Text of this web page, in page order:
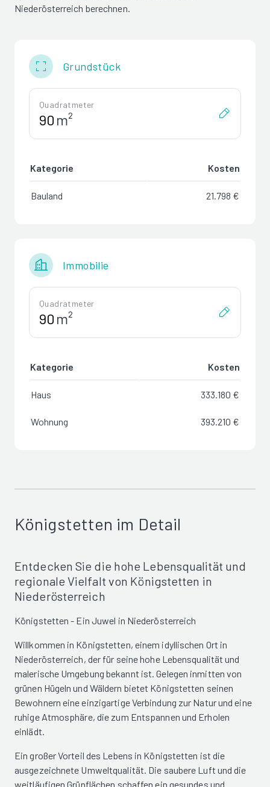
Niederösterreich berechnen.
Grundstück
Quadratmeter
m²
Kategorie Kosten
Bauland 21.798 €
Immobilie
Quadratmeter
m²
Kategorie Kosten
Haus 333.180 €
Wohnung 393.210 €
Königstetten im Detail
Entdecken Sie die hohe Lebensqualität und
regionale Vielfalt von Königstetten in
Niederösterreich
Königstetten - Ein Juwel in Niederösterreich
Willkommen in Königstetten, einem idyllischen Ort in
Niederösterreich, der für seine hohe Lebensqualität und
malerische Umgebung bekannt ist. Gelegen inmitten von
grünen Hügeln und Wäldern bietet Königstetten seinen
Bewohnern eine einzigartige Verbindung zur Natur und eine
ruhige Atmosphäre, die zum Entspannen und Erholen
einlädt.
Ein großer Vorteil des Lebens in Königstetten ist die
ausgezeichnete Umweltqualität. Die saubere Luft und die
weitläufigen Grünflächen schaffen ein gesundes und